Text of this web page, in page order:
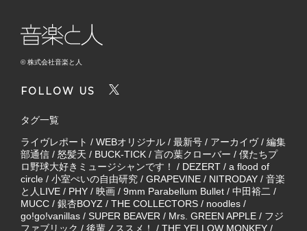
© 株式会社音楽と人
FOLLOW US
タグ一覧
ライヴレポート / WEBオリジナル / 最新号 / アーカイヴ/ 編集
部通信 / 怒髪天 / BUCK-TICK / 言の葉クローバー / 僕たちプ
ロ野球大好きミュージシャンです！
/ DEZERT / a flood of
circle / 小室ぺいの自由研究 / GRAPEVINE / NITRODAY / 音楽
と人LIVE / PHY / 映画 / 9mm Parabellum Bullet / 中田裕二 /
MUCC / 銀杏BOYZ / THE COLLECTORS / noodles /
go!go!vanillas / SUPER BEAVER / Mrs. GREEN APPLE / フジ
ファブリック / 後輩ノススメ！ / THE YELLOW MONKEY /